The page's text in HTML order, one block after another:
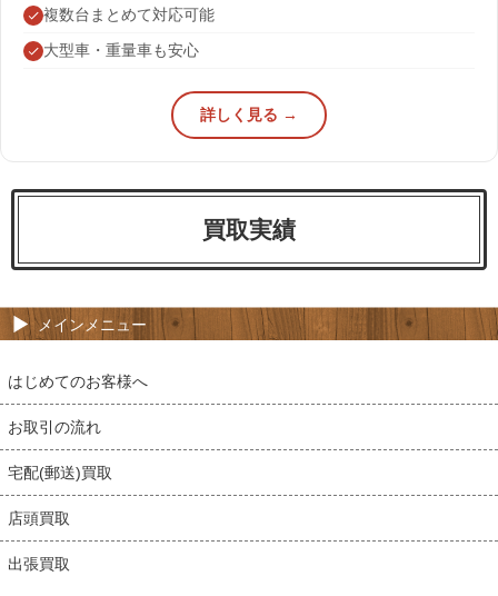
複数台まとめて対応可能
大型車・重量車も安心
詳しく見る →
買取実績
メインメニュー
はじめてのお客様へ
お取引の流れ
宅配(郵送)買取
店頭買取
出張買取